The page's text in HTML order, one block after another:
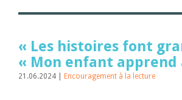
2012
« Les histoires font
« Mon enfant apprend
21.06.2024 | Encouragement à la lecture